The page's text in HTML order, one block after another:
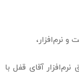
نرم‌افزار آقای قفل با